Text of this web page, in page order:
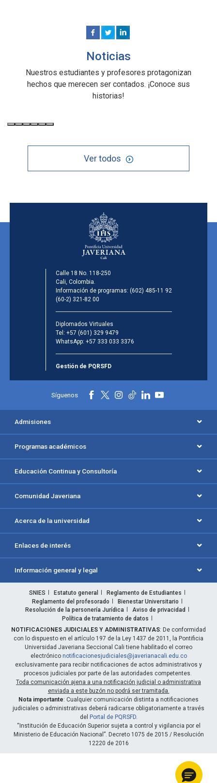
Noticias
Nuestros estudiantes y profesores protagonizan
hechos que merecen ser contados. ¡Conoce sus
historias!
Ver todos
Calle 18 No. 118-250
Cali, Colombia.
Información de programas: (602) 485-11 92
(60-2) 321-82 00
Diplomados Virtuales
Tel: +57 (601) 329 9479
WhatsApp: +57 333 033 3376
Gestión de PQRSFD
Síguenos
Admisiones
Programas académicos
Educación Continua y Consultoría
Comunidad Javeriana
Acerca de la universidad
Enlaces de interés
Información general y legal
SNIES Estatuto general
Reglamento de Estudiantes
Reglamento del profesorado
Bienestar Universitario
Resolución de la personería Jurídica
Aviso de privacidad
Política de tratamiento de datos
NOTIFICACIONES JUDICIALES Y ADMINISTRATIVAS: De conformidad
con lo dispuesto en el artículo 197 de la Ley 1437 de 2011, la Pontificia
Universidad Javeriana Seccional Cali tiene habilitado el correo
electrónico notificacionesjudiciales@javerianacali.edu.co
exclusivamente para recibir notificaciones de actos administrativos y
procesos judiciales por parte de las autoridades competentes.
Toda comunicación ajena a una notificación judicial o administrativa
enviada a este buzón no podrá ser tramitada.
Nota importante: Cualquier comunicación distinta a notificaciones
judiciales o administrativas deberá radicarse obligatoriamente a través
del Portal de PQRSFD.
“Institución de Educación Superior sujeta a control y vigilancia por el
Ministerio de Educación Nacional”. Decreto 1075 de 2015 / Resolución
12220 de 2016